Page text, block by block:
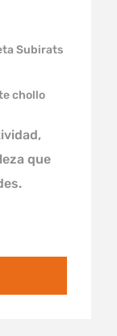
Subirats
chollo
que